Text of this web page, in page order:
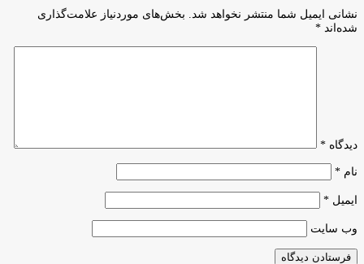
وضعیتی
هستند
بانک
جهانی
با
شده
نشانی ایمیل شما منتشر نخواهد شد.
بخش‌های موردنیاز علامت‌گذاری
شده‌اند *
دیدگاه *
نام *
ایمیل *
وب‌ سایت